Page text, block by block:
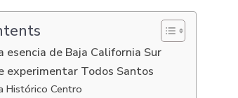
esencia de Baja California Sur
experimentar Todos Santos
Histórico Centro